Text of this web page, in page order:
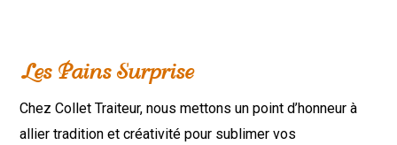
Les Pains Surprise
Chez Collet Traiteur, nous mettons un point d’honneur à
allier tradition et créativité pour sublimer vos